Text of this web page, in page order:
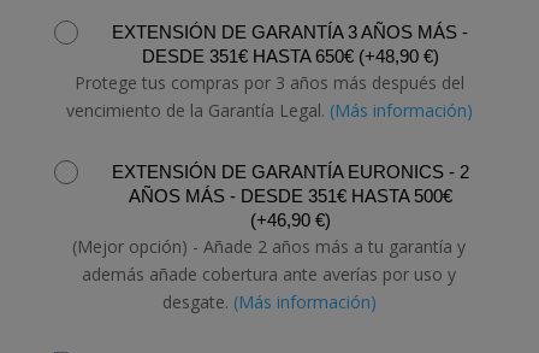
94M
EXTENSIÓN DE GARANTÍA 3 AÑOS MÁS -
DESDE 351€ HASTA 650€ (+48,90 €)
Protege tus compras por 3 años más después del
vencimiento de la Garantía Legal. (Más información)
EXTENSIÓN DE GARANTÍA EURONICS - 2
AÑOS MÁS - DESDE 351€ HASTA 500€
(+46,90 €)
(Mejor opción) - Añade 2 años más a tu garantía y
además añade cobertura ante averías por uso y
desgate. (Más información)